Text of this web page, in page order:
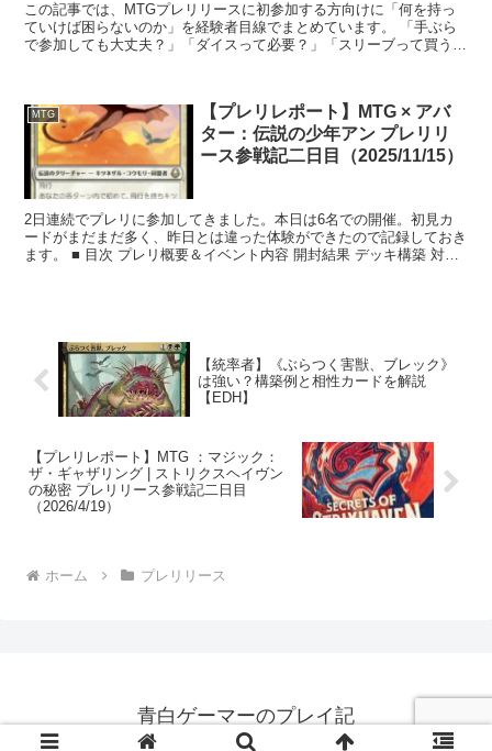
この記事では、MTGプレリリースに初参加する方向けに「何を持っ
ていけば困らないのか」を経験者目線でまとめています。 「手ぶら
で参加しても大丈夫？」「ダイスって必要？」「スリーブって買うべ
MTG
【プレリレポート】MTG × アバ
ター：伝説の少年アン プレリリ
ース参戦記二日目（2025/11/15）
2日連続でプレリに参加してきました。本日は6名での開催。初見カ
ードがまだまだ多く、昨日とは違った体験ができたので記録しておき
ます。 ■ 目次 プレリ概要＆イベント内容 開封結果 デッキ構築 対戦
【統率者】《ぶらつく害獣、ブレック》
は強い？構築例と相性カードを解説
【EDH】
【プレリレポート】MTG ：マジック：
ザ・ギャザリング | ストリクスヘイヴン
の秘密 プレリリース参戦記二日目
（2026/4/19）
ホーム プレリリース
青白ゲーマーのプレイ記